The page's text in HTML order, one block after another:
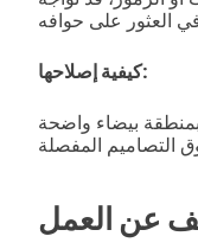
كيفية إصلاحها:
بيضاء واضحة
عن العمل